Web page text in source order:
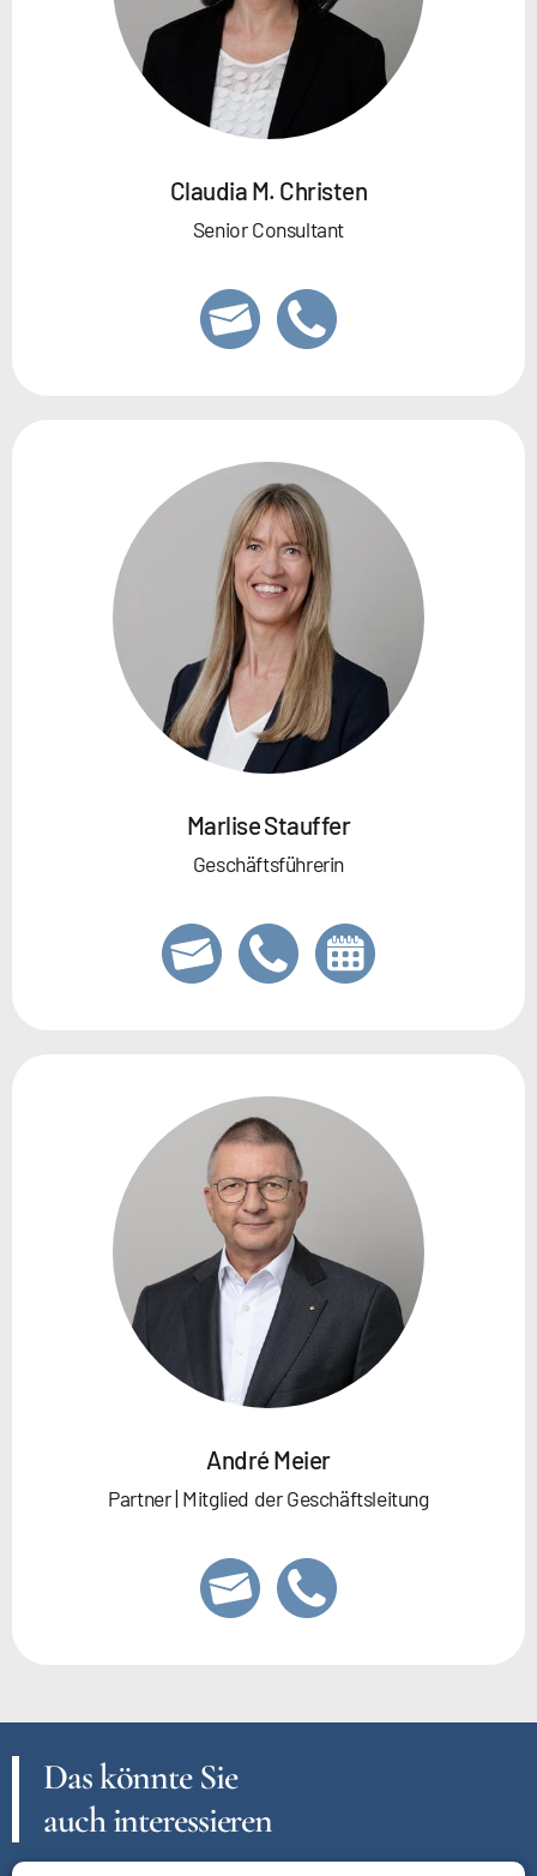
Claudia M. Christen
Senior Consultant
Marlise Stauffer
Geschäftsführerin
André Meier
Partner | Mitglied der Geschäftsleitung
Das könnte Sie
auch interessieren